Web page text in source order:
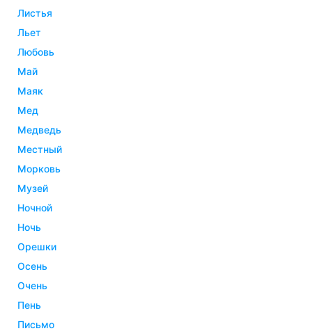
листья
льет
любовь
май
маяк
мед
медведь
местный
морковь
музей
ночной
ночь
орешки
осень
очень
пень
письмо